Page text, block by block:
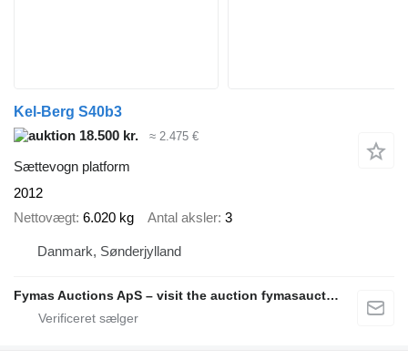
Kel-Berg S40b3
18.500 kr.
≈ 2.475 €
Sættevogn platform
2012
Nettovægt 6.020 kg Antal aksler 3
Danmark, Sønderjylland
Fymas Auctions ApS – visit the auction fymasauctions.dk